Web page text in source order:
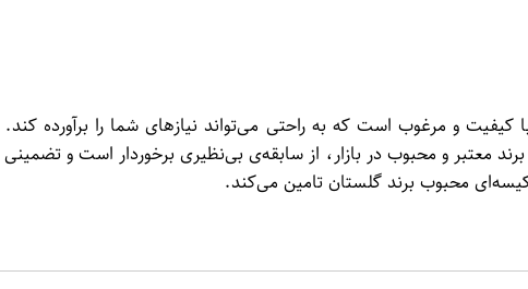
یک محصول با کیفیت و مرغوب است که به راحتی می‌تواند نیازهای شما
معتبر و محبوب در بازار، از سابقه‌ی بی‌نظیری برخوردار است و